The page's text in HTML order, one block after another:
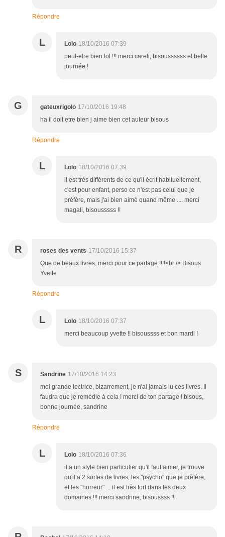
Répondre
L Lolo 18/10/2016 07:39
peut-etre bien lol !!! merci careli, bisoussssss et belle
journée !
G gateuxrigolo 17/10/2016 19:48
ha il doit etre bien j aime bien cet auteur bisous
Répondre
L Lolo 18/10/2016 07:39
il est très différents de ce qu'il écrit habituellement,
c'est pour enfant, perso ce n'est pas celui que je
préfère, mais j'ai bien aimé quand même .... merci
magali, bisousssss !!
R roses des vents 17/10/2016 15:37
Que de beaux livres, merci pour ce partage !!!!<br /> Bisous
Yvette
Répondre
L Lolo 18/10/2016 07:37
merci beaucoup yvette !! bisoussss et bon mardi !
S Sandrine 17/10/2016 14:23
moi grande lectrice, bizarrement, je n'ai jamais lu ces livres. Il
faudra que je remédie à cela ! merci de ton partage ! bisous,
bonne journée, sandrine
Répondre
L Lolo 18/10/2016 07:36
il a un style bien particulier qu'il faut aimer, je trouve
qu'il a 2 sortes de livres, les "psycho" que je préfère,
et les "horreur" ... il est très fort dans les deux
domaines !!! merci sandrine, bisoussss !!